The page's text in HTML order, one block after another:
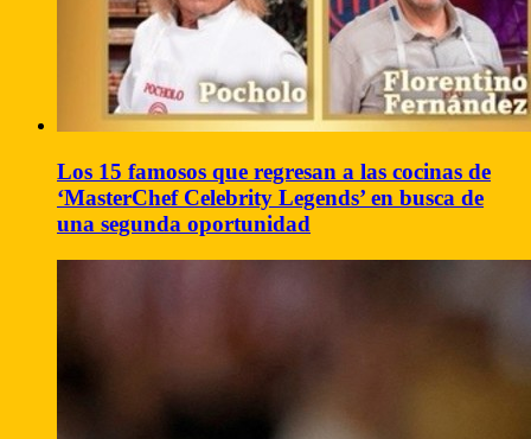
Los 15 famosos que regresan a las cocinas de
‘MasterChef Celebrity Legends’ en busca de
una segunda oportunidad